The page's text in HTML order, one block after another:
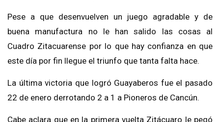
Pese a que desenvuelven un juego agradable y de
buena manufactura no le han salido las cosas al
Cuadro Zitacuarense por lo que hay confianza en que
este día por fin llegue el triunfo que tanta falta hace.
La última victoria que logró Guayaberos fue el pasado
22 de enero derrotando 2 a 1 a Pioneros de Cancún.
Cabe aclara que en la primera vuelta Zitácuaro le pegó